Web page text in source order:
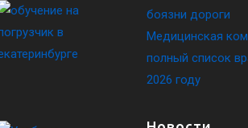
боязни дороги
Медицинская
полный список
2026 году